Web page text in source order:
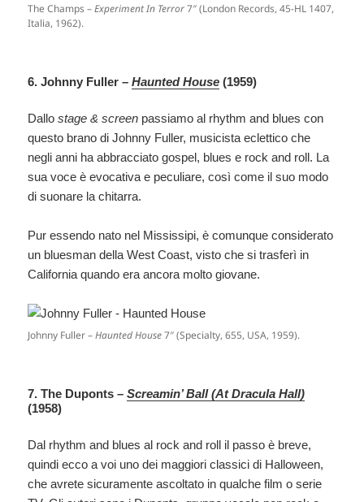
The Champs –Experiment In Terror7″ (London Records, 45-HL 1407,
Italia, 1962).
6. Johnny Fuller –Haunted House (1959)
Dallostage & screen passiamo al rhythm and blues con
questo brano di Johnny Fuller, musicista eclettico che
negli anni ha abbracciato gospel, blues e rock and roll. La
sua voce è evocativa e peculiare, così come il suo modo
di suonare la chitarra.
Pur essendo nato nel Mississipi, è comunque considerato
un bluesman della West Coast, visto che si trasferì in
California quando era ancora molto giovane.
Johnny Fuller –Haunted House7″ (Specialty, 655, USA, 1959).
7. The Duponts –Screamin’ Ball (At Dracula Hall)
(1958)
Dal rhythm and blues al rock and roll il passo è breve,
quindi ecco a voi uno dei maggiori classici di Halloween,
che avrete sicuramente ascoltato in qualche film o serie